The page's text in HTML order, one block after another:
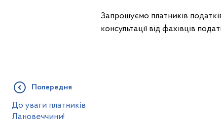
Запрошуємо платників
консультації від фахівців
Попередня
До уваги платників
Лановеччини!